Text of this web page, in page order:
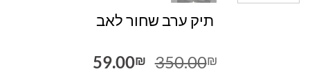
תיק ערב שחור לאב
350.00₪
המחיר
59.00₪
המחיר